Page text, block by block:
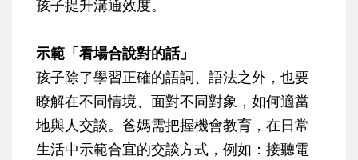
孩子提升溝通效度。
示範「看場合說對的話」
孩子除了學習正確的語詞、語法之外，也要
瞭解在不同情境、面對不同對象，如何適當
地與人交談。爸媽需把握機會教育，在日常
生活中示範合宜的交談方式，例如：接聽電